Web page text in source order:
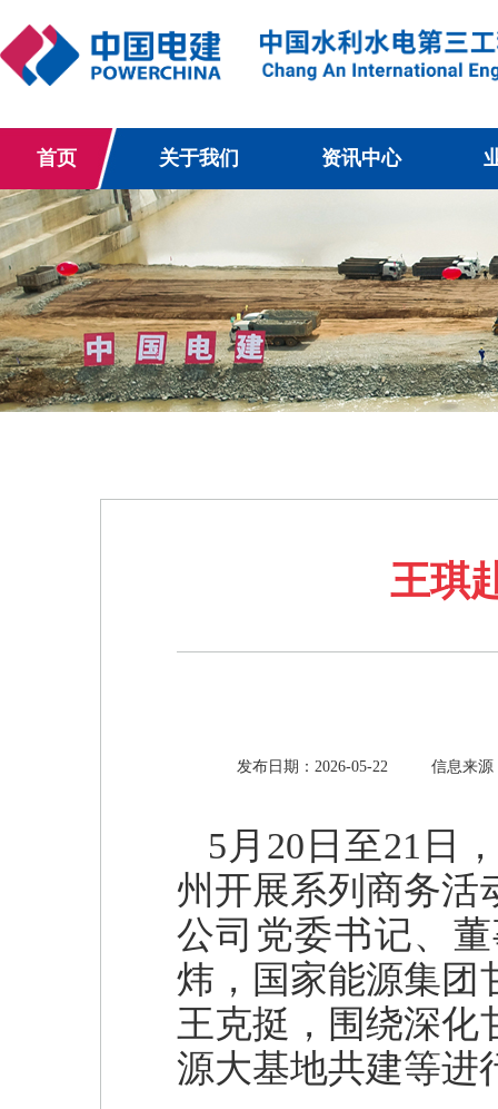
首页 关于我们 资讯中心
王琪
发布日期：2026-05-22 信息来源
5月20日至21日
州开展系列商务活
公司党委书记、
炜，国家能源集团
王克挺，围绕深化
源大基地共建等进